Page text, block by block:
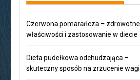
Czerwona pomarańcza – zdrowotne
właściwości i zastosowanie w diecie
Dieta pudełkowa odchudzająca –
skuteczny sposób na zrzucenie wagi